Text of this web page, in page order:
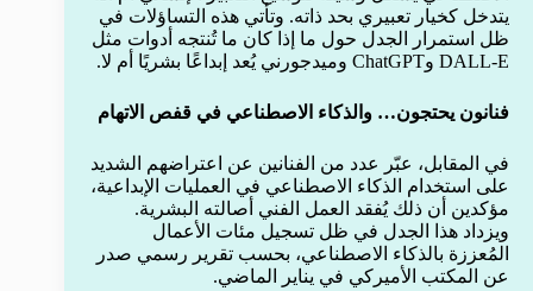
يتدخل كخيار تعبيري بحد ذاته. وتأتي هذه التساؤلات في
ظل استمرار الجدل حول ما إذا كان ما تُنتجه أدوات مثل
DALL-E وChatGPT وميدجورني يُعد إبداعًا بشريًا أم لا.
فنانون يحتجون… والذكاء الاصطناعي في قفص الاتهام
في المقابل، عبّر عدد من الفنانين عن اعتراضهم الشديد
على استخدام الذكاء الاصطناعي في العمليات الإبداعية،
مؤكدين أن ذلك يُفقد العمل الفني أصالته البشرية.
ويزداد هذا الجدل في ظل تسجيل مئات الأعمال
المُعززة بالذكاء الاصطناعي، بحسب تقرير رسمي صدر
عن المكتب الأميركي في يناير الماضي.